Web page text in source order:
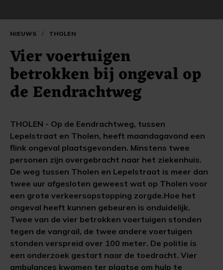
NIEUWS / THOLEN
Vier voertuigen
betrokken bij ongeval op
de Eendrachtweg
THOLEN - Op de Eendrachtweg, tussen
Lepelstraat en Tholen, heeft maandagavond een
flink ongeval plaatsgevonden. Minstens twee
personen zijn overgebracht naar het ziekenhuis.
De weg tussen Tholen en Lepelstraat is meer dan
twee uur afgesloten geweest wat op Tholen voor
een grote verkeersopstopping zorgde.Hoe het
ongeval heeft kunnen gebeuren is onduidelijk.
Twee van de vier betrokken voertuigen stonden
tegen de vangrail, de twee andere voertuigen
stonden verspreid over 100 meter. De politie is
een onderzoek gestart naar de toedracht. Vier
ambulances kwamen ter plaatse om hulp te